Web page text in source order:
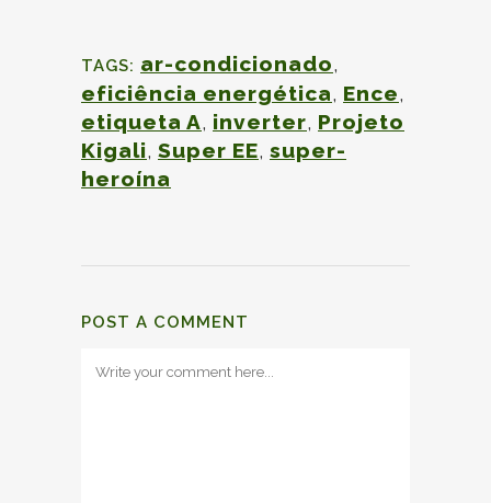
TAGS: ar-condicionado,
eficiência energética, Ence,
etiqueta A, inverter, Projeto
Kigali, Super EE, super-
heroína
POST A COMMENT